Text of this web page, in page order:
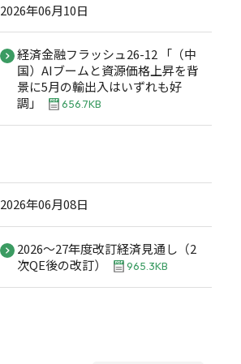
2026年06月10日
経済金融フラッシュ26-12 「（中
国）AIブームと資源価格上昇を背
景に5月の輸出入はいずれも好
調」
656.7KB
2026年06月08日
2026～27年度改訂経済見通し（2
次QE後の改訂）
965.3KB